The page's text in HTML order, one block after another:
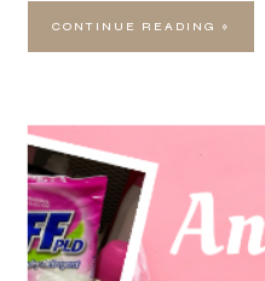
CONTINUE READING »